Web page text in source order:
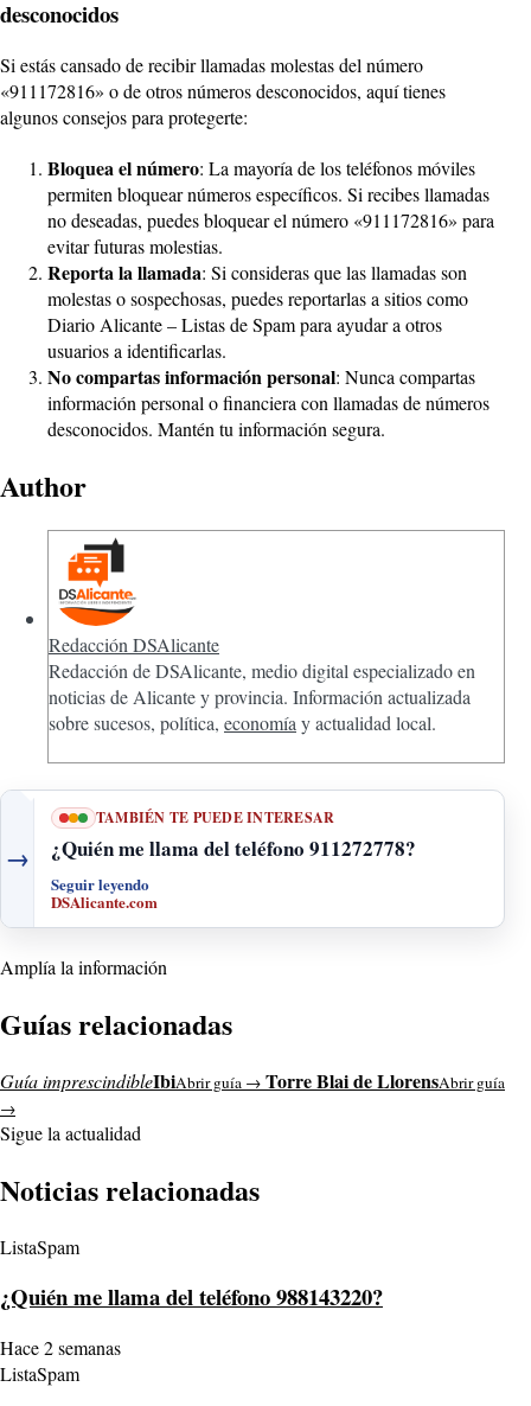
desconocidos
Si estás cansado de recibir llamadas molestas del número
«911172816» o de otros números desconocidos, aquí tienes
algunos consejos para protegerte:
Bloquea el número: La mayoría de los teléfonos móviles
permiten bloquear números específicos. Si recibes llamadas
no deseadas, puedes bloquear el número «911172816» para
evitar futuras molestias.
Reporta la llamada: Si consideras que las llamadas son
molestas o sospechosas, puedes reportarlas a sitios como
Diario Alicante – Listas de Spam para ayudar a otros
usuarios a identificarlas.
No compartas información personal: Nunca compartas
información personal o financiera con llamadas de números
desconocidos. Mantén tu información segura.
Author
Redacción DSAlicante
Redacción de DSAlicante, medio digital especializado en
noticias de Alicante y provincia. Información actualizada
sobre sucesos, política, economíay actualidad local.
→
TAMBIÉN TE PUEDE INTERESAR
¿Quién me llama del teléfono 911272778?
Seguir leyendo
DSAlicante.com
Amplía la información
Guías relacionadas
Guía imprescindibleIbiAbrir guía → Torre Blai de LlorensAbrir guía
→
Sigue la actualidad
Noticias relacionadas
ListaSpam
¿Quién me llama del teléfono 988143220?
Hace 2 semanas
ListaSpam